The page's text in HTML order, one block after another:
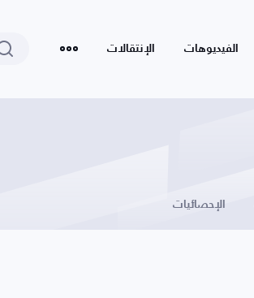
الفيديوهات الإنتقالات
الإحصائيات